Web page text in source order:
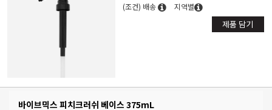
(조건) 배송 지역별
제품 담기
바이브믹스 피치크러쉬 베이스 375mL